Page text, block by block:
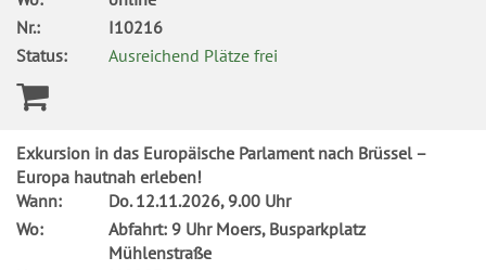
Nr.:
I10216
Status:
Ausreichend Plätze frei
Exkursion in das Europäische Parlament nach Brüssel –
Europa hautnah erleben!
Wann:
Do.12.11.2026, 9.00 Uhr
Wo:
Abfahrt: 9 Uhr Moers, Busparkplatz
Mühlenstraße